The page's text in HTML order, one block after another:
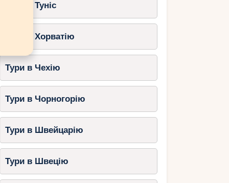
Тури в Туніс
Тури в Хорватію
Тури в Чехію
Тури в Чорногорію
Тури в Швейцарію
Тури в Швецію